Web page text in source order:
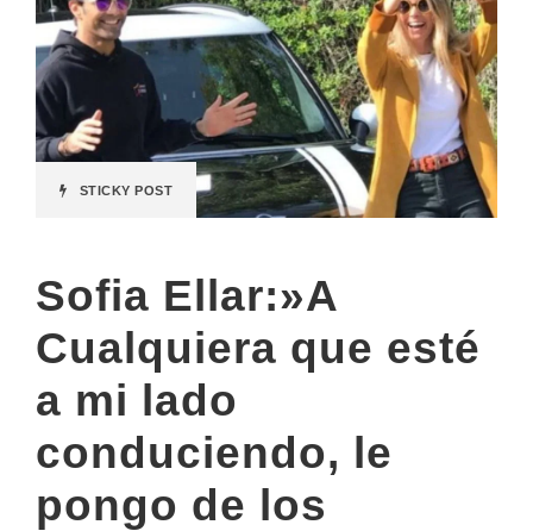
STICKY POST
Sofia Ellar:»A
Cualquiera que esté
a mi lado
conduciendo, le
pongo de los